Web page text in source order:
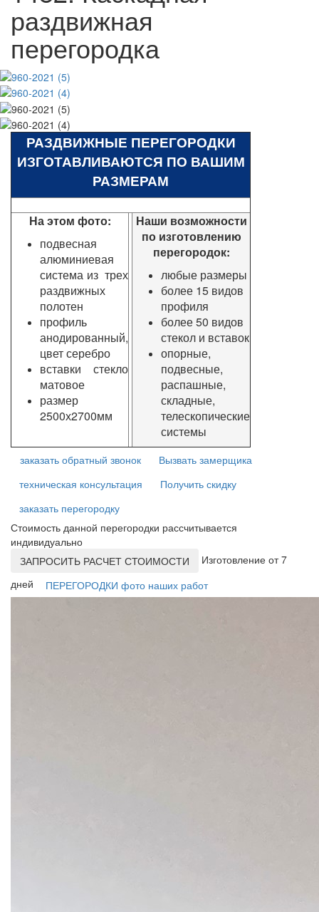
раздвижная
перегородка
РАЗДВИЖНЫЕ ПЕРЕГОРОДКИ
ИЗГОТАВЛИВАЮТСЯ ПО ВАШИМ
РАЗМЕРАМ
На этом фото:
подвесная
алюминиевая
система из трех
раздвижных
полотен
профиль
анодированный,
цвет серебро
вставки стекло
матовое
размер
2500х2700мм
Наши возможности
по изготовлению
перегородок:
любые размеры
более 15 видов
профиля
более 50 видов
стекол и вставок
опорные,
подвесные,
распашные,
складные,
телескопические
системы
заказать обратный звонок
Вызвать замерщика
техническая консультация
Получить скидку
заказать перегородку
Стоимость данной перегородки рассчитывается
индивидуально
ЗАПРОСИТЬ РАСЧЕТ СТОИМОСТИ
Изготовление от 7
дней
ПЕРЕГОРОДКИ фото наших работ